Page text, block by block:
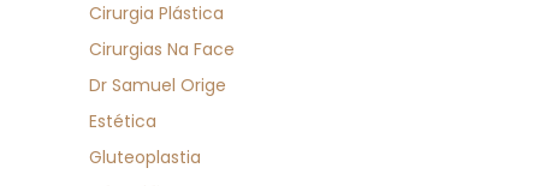
Cirurgia Plástica
Cirurgias Na Face
Dr Samuel Orige
Estética
Gluteoplastia